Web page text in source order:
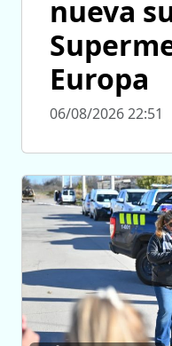
nueva
Europa
06/08/2026 22:51